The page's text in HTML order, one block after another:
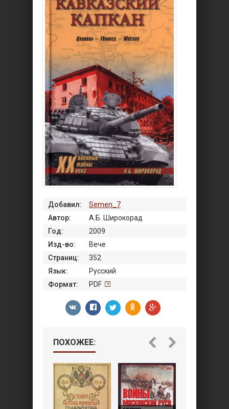
Добавил:
Semen_7
Автор:
А.Б. Широкорад
Год:
2009
Изд-во:
Вече
Страниц:
352
Язык:
Русский
Формат:
PDF
ПОХОЖЕЕ: